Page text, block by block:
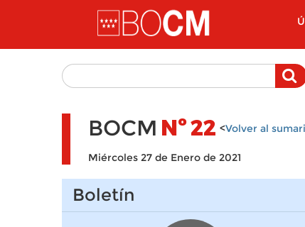
Pasar al contenido principal
BOCM Nº22 <Volver al
Miércoles 27 de Enero de 2021
Boletín